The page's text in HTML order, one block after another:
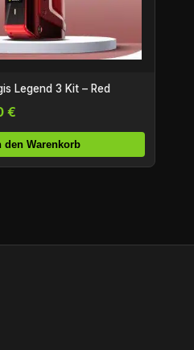
Legend 3 Kit – Red
€
den Warenkorb